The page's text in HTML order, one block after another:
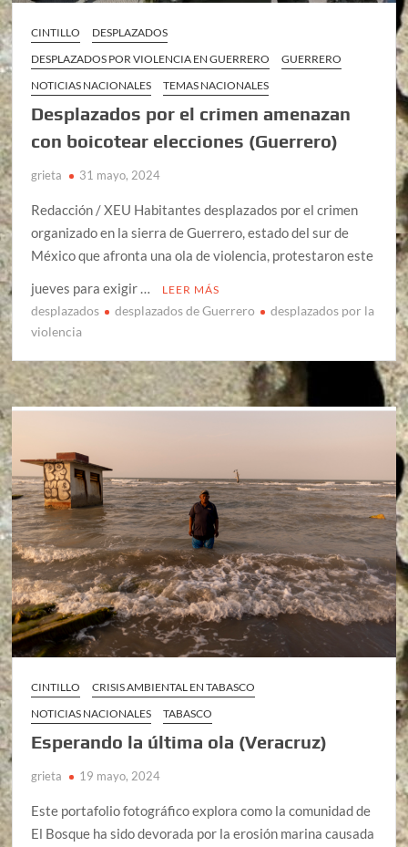
CINTILLO
DESPLAZADOS
DESPLAZADOS POR VIOLENCIA EN GUERRERO
GUERRERO
NOTICIAS NACIONALES
TEMAS NACIONALES
Desplazados por el crimen amenazan
con boicotear elecciones (Guerrero)
grieta 31 mayo, 2024
Redacción / XEU Habitantes desplazados por el crimen
organizado en la sierra de Guerrero, estado del sur de
México que afronta una ola de violencia, protestaron este
jueves para exigir …
LEER MÁS
desplazados desplazados de Guerrero
desplazados por la
violencia
CINTILLO
CRISIS AMBIENTAL EN TABASCO
NOTICIAS NACIONALES
TABASCO
Esperando la última ola (Veracruz)
grieta 19 mayo, 2024
Este portafolio fotográfico explora como la comunidad de
El Bosque ha sido devorada por la erosión marina causada